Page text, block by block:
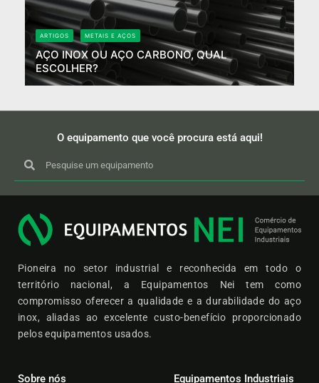
ARTIGOS METAIS E AÇOS
AÇO INOX OU AÇO CARBONO, QUAL
ESCOLHER?
O equipamento que você procura está aqui!
Pioneira no setor industrial e reconhecida em todo o
território nacional, a Equipamentos Nei tem como
compromisso oferecer a qualidade e a durabilidade do aço
inox, aliadas ao excelente custo-benefício proporcionado
pelos equipamentos usados.
Sobre nós Equipamentos Industriais